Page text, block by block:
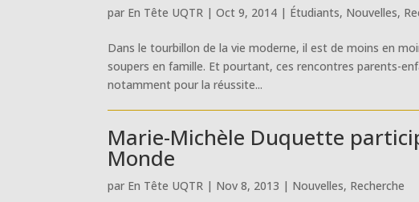
par En Tête UQTR |Oct 9, 2014 | Étudiants, Nouvelles,
Dans le tourbillon de la vie moderne, il est de moins en
soupers en famille. Et pourtant, ces rencontres parents-
notamment pour la réussite...
Marie-Michèle Duquette
Monde
par En Tête UQTR | Nov 8, 2013 | Nouvelles, Recherche